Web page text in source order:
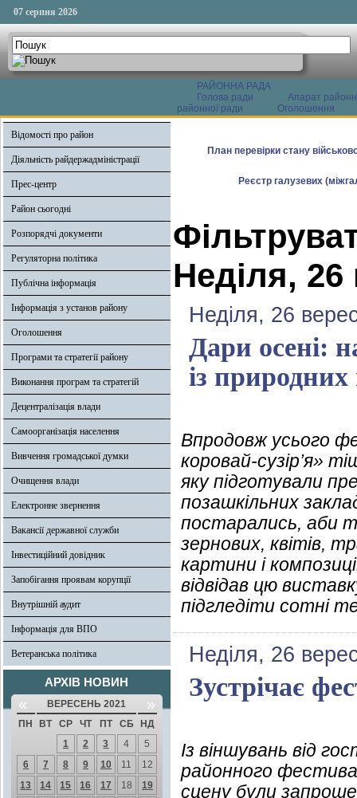
07 серпня 2026
РАЙОННА РАДА
Голова ради
Апарат
районної ради
Оголошення
Відомості про район
Діяльність райдержадміністрації
Прес-центр
Район сьогодні
Розпорядчі документи
Регуляторна політика
Публічна інформація
Інформація з установ району
Оголошення
Програми та стратегії району
Виконання програм та стратегій
Децентралізація влади
Самоорганізація населення
Вивчення громадської думки
Очищення влади
Електронне звернення
Вакансії державної служби
Інвестиційний довідник
Запобігання проявам корупції
Внутрішній аудит
Інформація для ВПО
Ветеранська політика
АРХІВ НОВИН
« ВЕРЕСЕНЬ 2021 »
ПН ВТ СР ЧТ ПТ СБ
НД
1
2 3 4
5
6
7 8 9 10 11
12
13
14 15 16 17 18
19
План перевірки стану
Реєстр галузевих
Неділя, 26
Неділя, 26
Дари осені:
із природних
Впродовж усього
коровай-сузір’я»
яку підготували
позашкільних
постарались, аби
зернових, квітів,
картини і
відвідав цю
підгледіти сотні
Неділя, 26
Зустрічає
Із віншувань від
районного
сцену були